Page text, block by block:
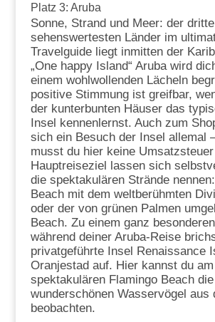
Platz 3: Aruba
Sonne, Strand und Meer: der
sehenswertesten Länder im
Travelguide liegt inmitten der
„One happy Island“ Aruba wird
einem wohlwollenden Lächeln
positive Stimmung ist greifbar,
der kunterbunten Häuser das
Insel kennenlernst. Auch zum
sich ein Besuch der Insel allemal
musst du hier keine
Hauptreiseziel lassen sich
die spektakulären Strände
Beach mit dem weltberühmten
oder der von grünen Palmen
Beach. Zu einem ganz
während deiner Aruba-Reise
privatgeführte Insel Renaissance
Oranjestad auf. Hier kannst du am
spektakulären Flamingo Beach die
wunderschönen Wasservögel aus
beobachten.